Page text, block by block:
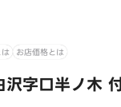
お店価格とは
沢字口半ノ木